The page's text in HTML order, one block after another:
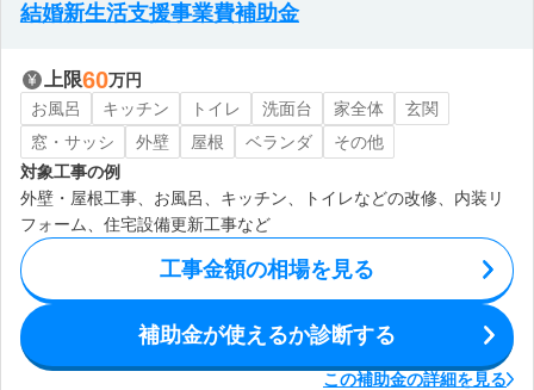
結婚新生活支援事業費補助金
上限60万円
お風呂
キッチン トイレ 洗面台 家全体
玄関
窓・サッシ
外壁 屋根 ベランダ
その他
対象工事の例
外壁・屋根工事、お風呂、キッチン、トイレなどの改修、内装リ
フォーム、住宅設備更新工事など
工事金額の相場を見る
補助金が使えるか診断する
この補助金の詳細を見る